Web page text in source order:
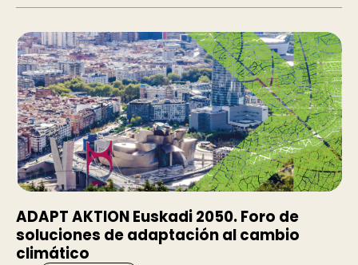
ADAPT AKTION Euskadi 2050. Foro de
soluciones de adaptación al cambio
climático